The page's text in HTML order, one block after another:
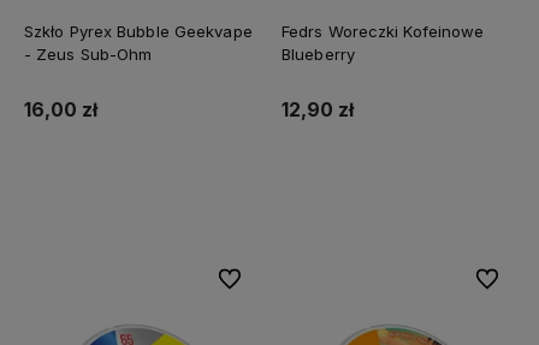
Szkło Pyrex Bubble Geekvape
- Zeus Sub-Ohm
16,00 zł
Fedrs Woreczki Kofeinowe
Blueberry
12,90 zł
Do ulubionych Do